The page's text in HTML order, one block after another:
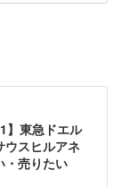
】東急ドエル
ウスヒルアネ
・売りたい